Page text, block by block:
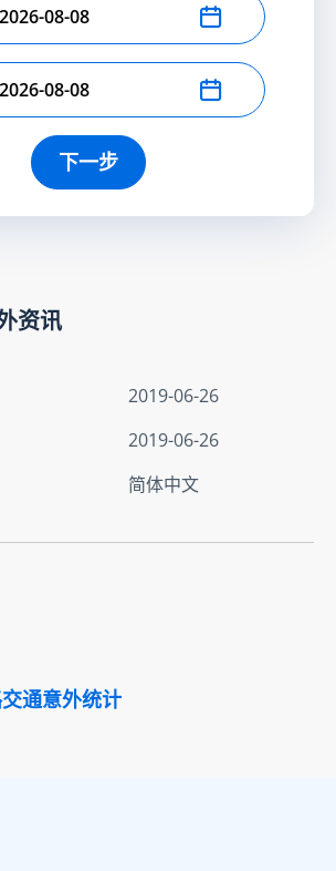
日期
日期
下一步
资讯
2019-06-26
2019-06-26
简体中文
通意外统计